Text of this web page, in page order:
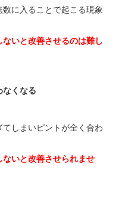
に入ることで起こる現象
いと改善させるのは難し
なくなる
しまいピントが全く合わ
いと改善させられませ